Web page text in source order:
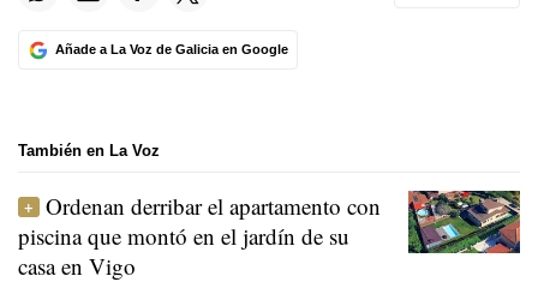
Añade a La Voz de Galicia en Google
También en La Voz
Ordenan derribar el apartamento con
piscina que montó en el jardín de su
casa en Vigo